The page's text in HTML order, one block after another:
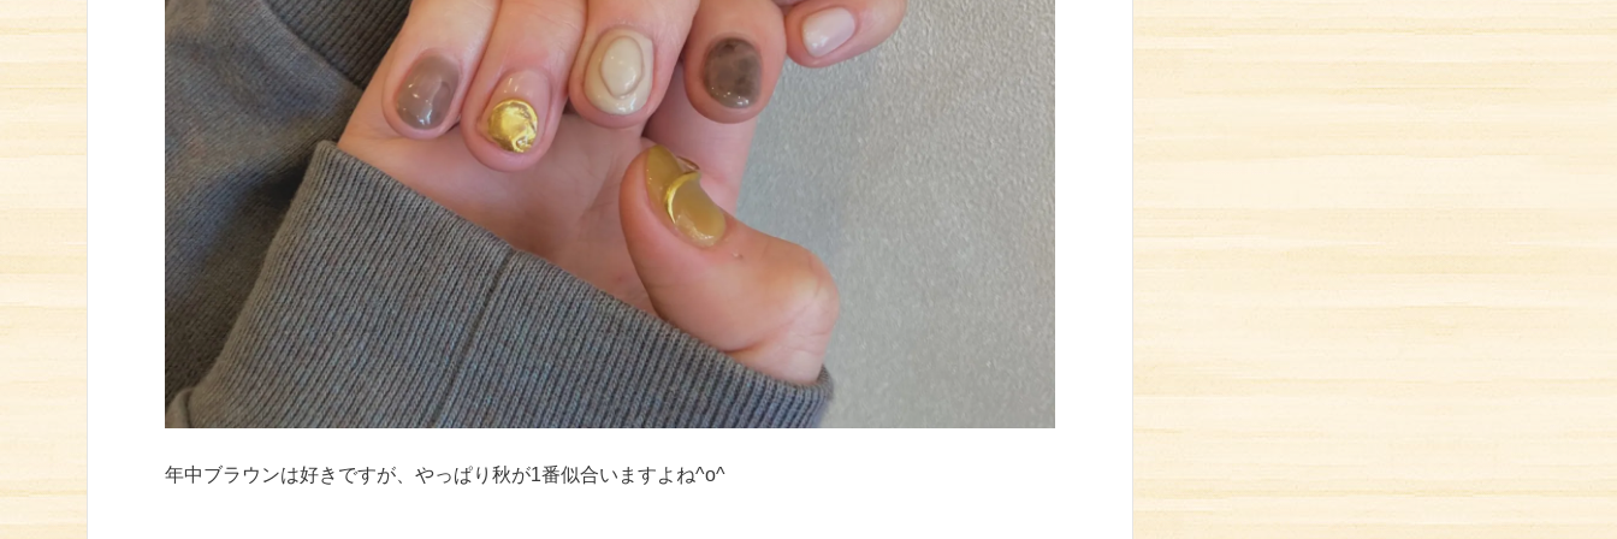
年中ブラウンは好きですが、やっぱり秋が1番似合いますよね^o^